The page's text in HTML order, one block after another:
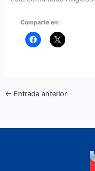
Comparte en:
← Entrada anterior